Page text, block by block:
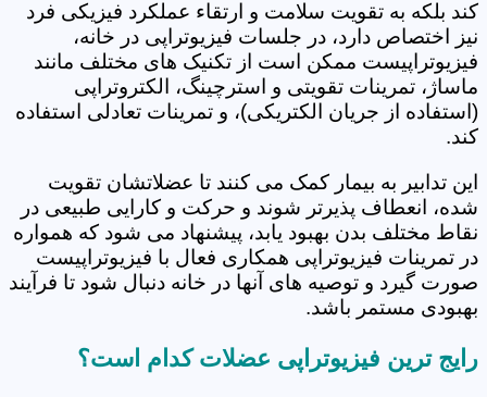
کند بلکه به تقویت سلامت و ارتقاء عملکرد فیزیکی فرد
نیز اختصاص دارد، در جلسات فیزیوتراپی در خانه،
فیزیوتراپیست ممکن است از تکنیک های مختلف مانند
ماساژ، تمرینات تقویتی و استرچینگ، الکتروتراپی
(استفاده از جریان الکتریکی)، و تمرینات تعادلی استفاده
کند.
این تدابیر به بیمار کمک می کنند تا عضلاتشان تقویت
شده، انعطاف پذیرتر شوند و حرکت و کارایی طبیعی در
نقاط مختلف بدن بهبود یابد، پیشنهاد می شود که همواره
در تمرینات فیزیوتراپی همکاری فعال با فیزیوتراپیست
صورت گیرد و توصیه های آنها در خانه دنبال شود تا فرآیند
بهبودی مستمر باشد.
رایج ترین فیزیوتراپی عضلات کدام است؟